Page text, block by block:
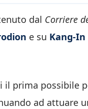
dal Corriere
e su Kang-In
il prima possibile
ad attuare